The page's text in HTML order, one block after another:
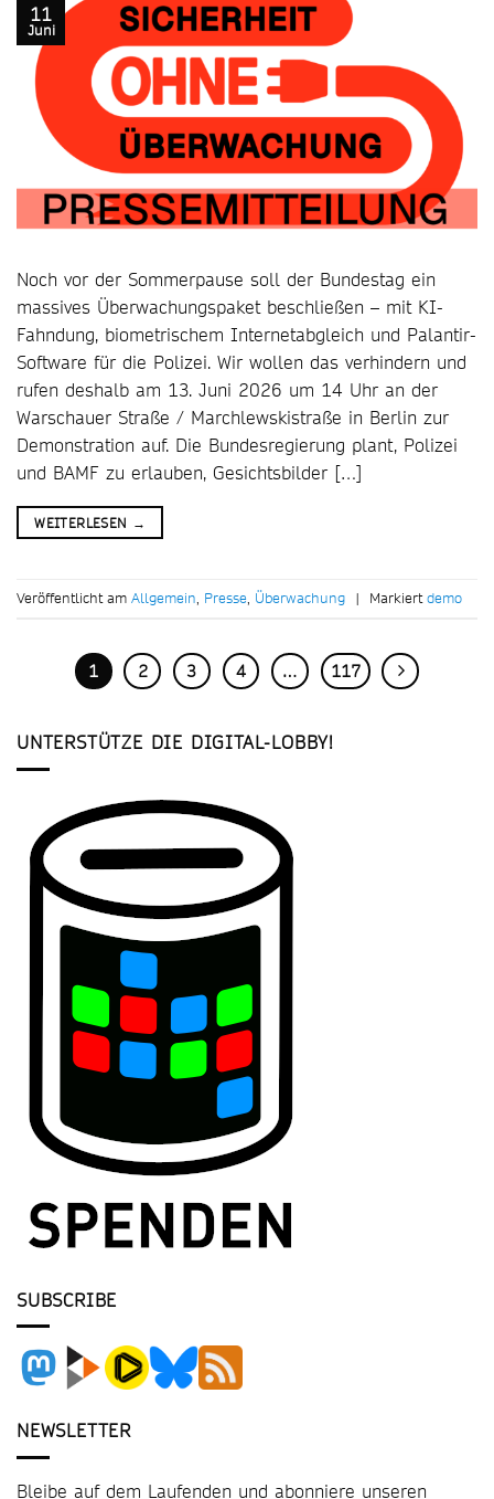
11
Juni
Noch vor der Sommerpause soll der Bundestag ein
massives Überwachungspaket beschließen – mit KI-
Fahndung, biometrischem Internetabgleich und Palantir-
Software für die Polizei. Wir wollen das verhindern und
rufen deshalb am 13. Juni 2026 um 14 Uhr an der
Warschauer Straße / Marchlewskistraße in Berlin zur
Demonstration auf. Die Bundesregierung plant, Polizei
und BAMF zu erlauben, Gesichtsbilder […]
WEITERLESEN →
Veröffentlicht am Allgemein, Presse, Überwachung | Markiertdemo
1 2 3 4 … 117
UNTERSTÜTZE DIE DIGITAL-LOBBY!
SUBSCRIBE
NEWSLETTER
Bleibe auf dem Laufenden und abonniere unseren